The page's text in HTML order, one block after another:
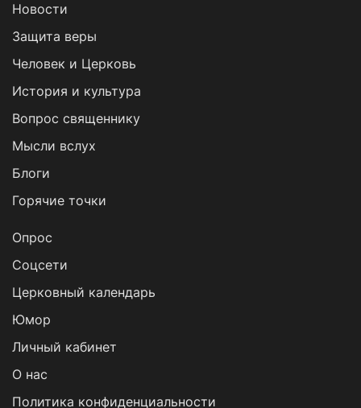
Новости
Защита веры
Человек и Церковь
История и культура
Вопрос священнику
Мысли вслух
Блоги
Горячие точки
Опрос
Cоцсети
Церковный календарь
Юмор
Личный кабинет
О нас
Политика конфиденциальности